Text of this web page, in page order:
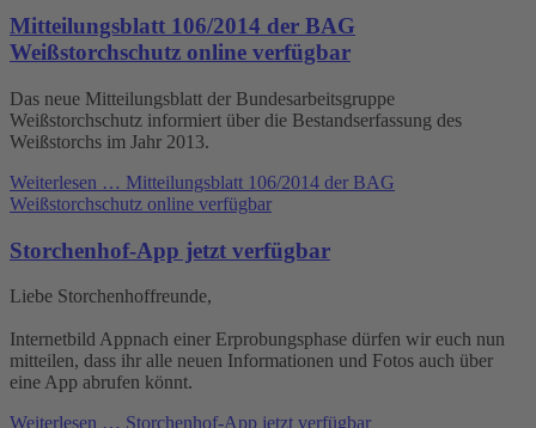
Mitteilungsblatt 106/2014 der BAG
Weißstorchschutz online verfügbar
Das neue Mitteilungsblatt der Bundesarbeitsgruppe
Weißstorchschutz informiert über die Bestandserfassung des
Weißstorchs im Jahr 2013.
Weiterlesen … Mitteilungsblatt 106/2014 der BAG
Weißstorchschutz online verfügbar
Storchenhof-App jetzt verfügbar
Liebe Storchenhoffreunde,
Internetbild Appnach einer Erprobungsphase dürfen wir euch nun
mitteilen, dass ihr alle neuen Informationen und Fotos auch über
eine App abrufen könnt.
Weiterlesen … Storchenhof-App jetzt verfügbar